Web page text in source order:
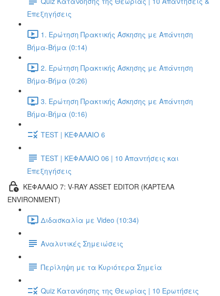
Επεξηγήσεις
1. Ερώτηση Πρακτικής Άσκησης με Απάντηση
Βήμα-Βήμα (0:14)
2. Ερώτηση Πρακτικής Άσκησης με Απάντηση
Βήμα-Βήμα (0:26)
3. Ερώτηση Πρακτικής Άσκησης με Απάντηση
Βήμα-Βήμα (0:16)
TEST | ΚΕΦΑΛΑΙΟ 6
TEST | ΚΕΦΑΛΑΙΟ 06 | 10 Απαντήσεις και
Επεξηγήσεις
ΚΕΦΑΛΑΙΟ 7: V-RAY ASSET EDITOR (ΚΑΡΤΕΛΑ
ENVIRONMENT)
Διδασκαλία με Video (10:34)
Αναλυτικές Σημειώσεις
Περίληψη με τα Κυριότερα Σημεία
Quiz Κατανόησης της Θεωρίας | 10 Ερωτήσεις